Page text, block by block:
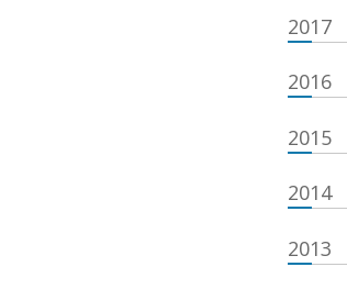
2017
2016
2015
2014
2013